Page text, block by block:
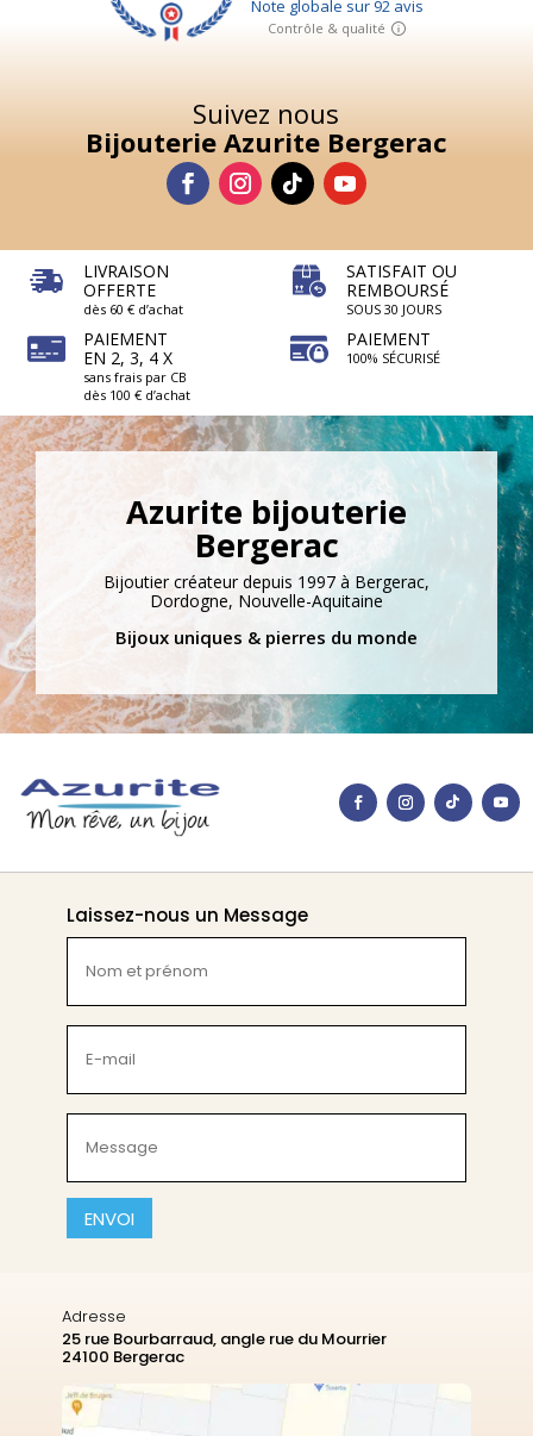
Suivez nous
Bijouterie Azurite Bergerac
LIVRAISON
OFFERTE
dès 60 € d’achat
PAIEMENT
EN 2, 3, 4 X
sans frais par CB
dès 100 € d’achat
SATISFAIT OU
REMBOURSÉ
SOUS 30 JOURS
PAIEMENT
100% SÉCURISÉ
Azurite bijouterie
Bergerac
Bijoutier créateur depuis 1997 à Bergerac,
Dordogne, Nouvelle-Aquitaine
Bijoux uniques & pierres du monde
Laissez-nous un Message
et
prénom
(Nécessaire)
mail
(Nécessaire)
(Nécessaire)
CAPTCHA
Adresse
25 rue Bourbarraud, angle rue du Mourrier
24100 Bergerac